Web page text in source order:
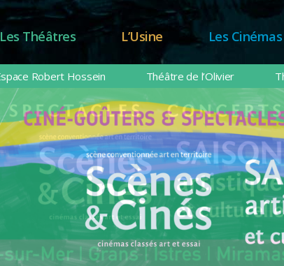
Les Théâtres L’Usine Les Cinémas
Robert Hossein Théâtre de l’Olivier